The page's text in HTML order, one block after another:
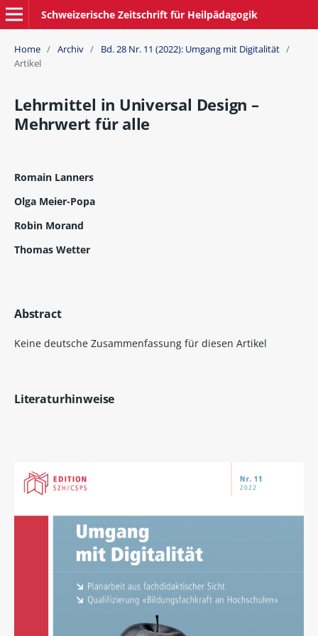
Schweizerische Zeitschrift für Heilpädagogik
Home / Archiv / Bd. 28 Nr. 11 (2022): Umgang mit Digitalität /
Artikel
Lehrmittel in Universal Design –
Mehrwert für alle
Romain Lanners
Olga Meier-Popa
Robin Morand
Thomas Wetter
Abstract
Keine deutsche Zusammenfassung für diesen Artikel
Literaturhinweise